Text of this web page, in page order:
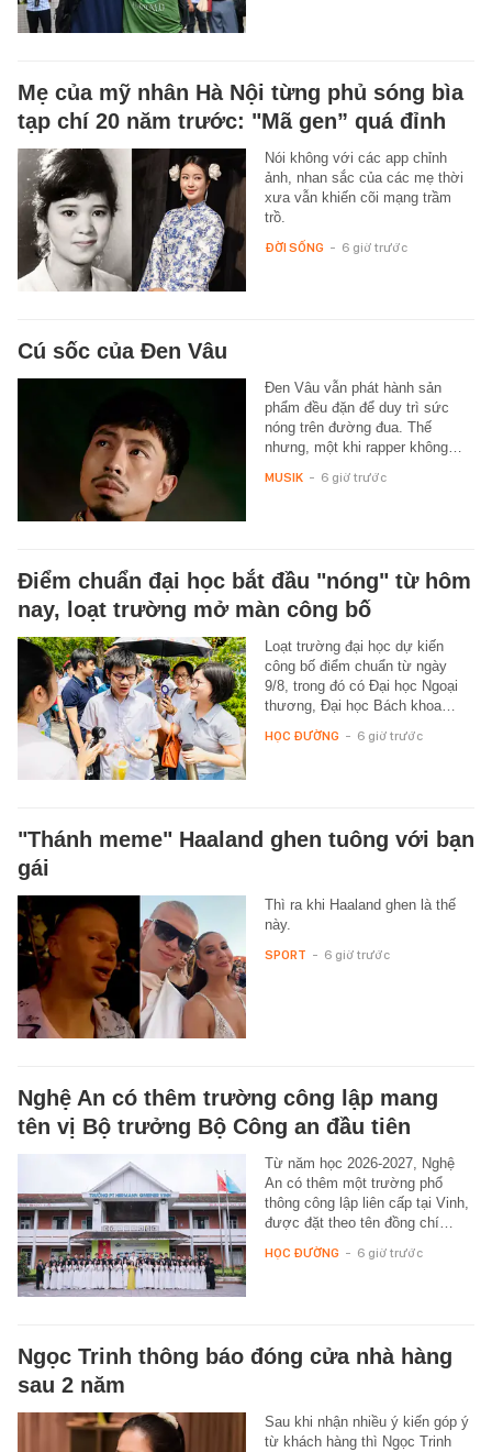
Mẹ của mỹ nhân Hà Nội từng phủ sóng bìa
tạp chí 20 năm trước: "Mã gen” quá đỉnh
Nói không với các app chỉnh
ảnh, nhan sắc của các mẹ thời
xưa vẫn khiến cõi mạng trầm
trồ.
ĐỜI SỐNG - 6 giờ trước
Cú sốc của Đen Vâu
Đen Vâu vẫn phát hành sản
phẩm đều đặn để duy trì sức
nóng trên đường đua. Thế
nhưng, một khi rapper không…
MUSIK - 6 giờ trước
Điểm chuẩn đại học bắt đầu "nóng" từ hôm
nay, loạt trường mở màn công bố
Loạt trường đại học dự kiến
công bố điểm chuẩn từ ngày
9/8, trong đó có Đại học Ngoại
thương, Đại học Bách khoa…
HỌC ĐƯỜNG - 6 giờ trước
"Thánh meme" Haaland ghen tuông với bạn
gái
Thì ra khi Haaland ghen là thế
này.
SPORT - 6 giờ trước
Nghệ An có thêm trường công lập mang
tên vị Bộ trưởng Bộ Công an đầu tiên
Từ năm học 2026-2027, Nghệ
An có thêm một trường phổ
thông công lập liên cấp tại Vinh,
được đặt theo tên đồng chí…
HỌC ĐƯỜNG - 6 giờ trước
Ngọc Trinh thông báo đóng cửa nhà hàng
sau 2 năm
Sau khi nhận nhiều ý kiến góp ý
từ khách hàng thì Ngọc Trinh